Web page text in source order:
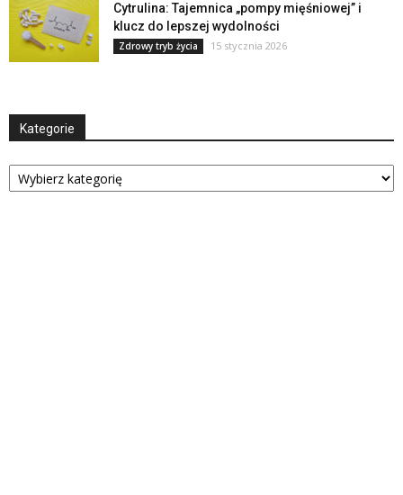
Cytrulina: Tajemnica „pompy mięśniowej” i
klucz do lepszej wydolności
Zdrowy tryb życia 15 stycznia 2026
Kategorie
Kategorie